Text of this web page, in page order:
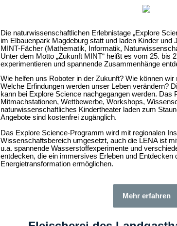
Die naturwissenschaftlichen Erlebnistage „Explore
im Elbauenpark Magdeburg statt und laden Kinder und
MINT-Fächer (Mathematik, Informatik,
Unter dem Motto „Zukunft MINT“ heißt es vom 25. bis
experimentieren und spannende Zusammenhänge
Wie helfen uns Roboter in der Zukunft? Wie können
Welche Erfindungen werden unser Leben verändern?
kann bei Explore Science nachgegangen werden. Das
Mitmachstationen, Wettbewerbe, Workshops,
naturwissenschaftliches Kindertheater laden zum
Angebote sind kostenfrei zugänglich.
Das Explore Science-Programm wird mit regionalen
Wissenschaftsbereich umgesetzt, auch die LENA ist
u.a. spannende Wasserstoffexperimente und
entdecken, die ein immersives Erleben und Entdecken
Energietransformation ermöglichen.
Mehr erfahren